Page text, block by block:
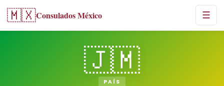
🇲🇽Consulados México ☰
🇯🇲
PAÍS